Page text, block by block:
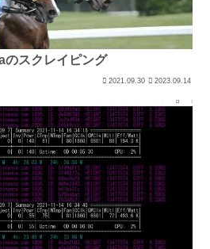
スクレイピング
2021.09.30 2023.09.14